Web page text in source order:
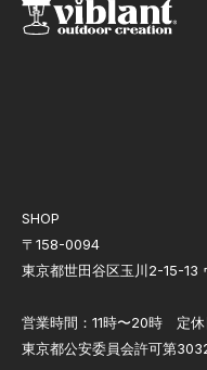
SHOP
〒158-0094
東京都世田谷区玉川2-15-13
営業時間：11時〜20時 定休
東京都公安委員会許可第